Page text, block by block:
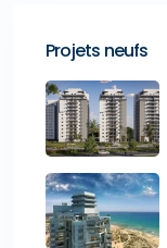
Projets neufs